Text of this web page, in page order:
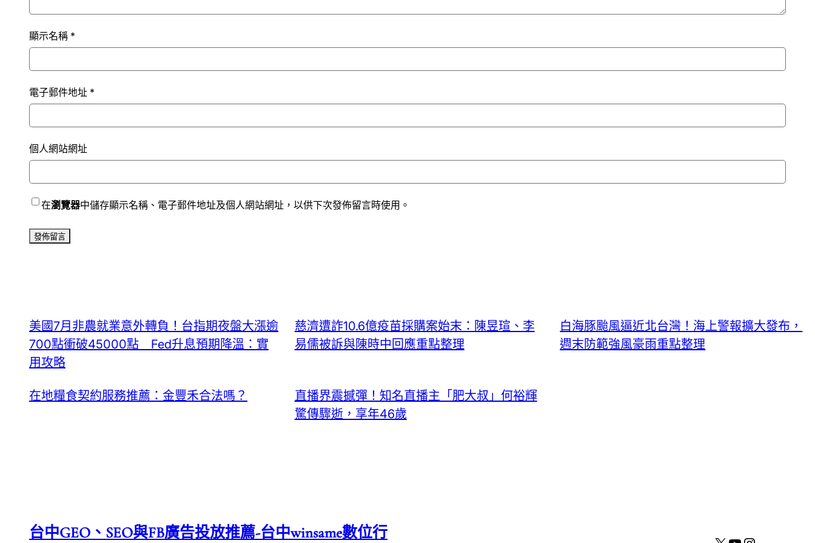
顯示名稱 *
電子郵件地址 *
個人網站網址
在瀏覽器中儲存顯示名稱、電子郵件地址及個人網站網址，以供下次發佈留言時使用。
美國7月非農就業意外轉負！台指期夜盤大漲逾
700點衝破45000點 Fed升息預期降溫：實
用攻略
慈濟遭詐10.6億疫苗採購案始末：陳昱瑄、李
易儒被訴與陳時中回應重點整理
白海豚颱風逼近北台灣！海上警報擴大發布，
週末防範強風豪雨重點整理
在地糧食契約服務推薦：金豐禾合法嗎？
直播界震撼彈！知名直播主「肥大叔」何裕輝
驚傳驟逝，享年46歲
台中GEO、SEO與FB廣告投放推薦-台中winsame數位行